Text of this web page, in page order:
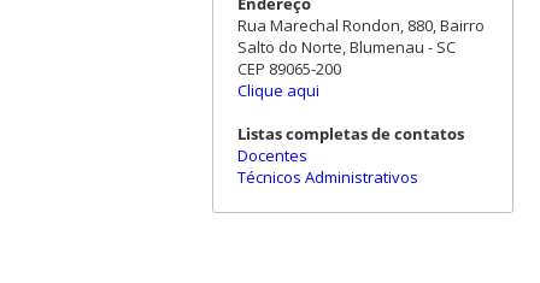
Rua Marechal Rondon, 880, Bairro
Salto do Norte, Blumenau - SC
CEP 89065-200
Clique aqui
Listas completas de contatos
Docentes
Técnicos Administrativos